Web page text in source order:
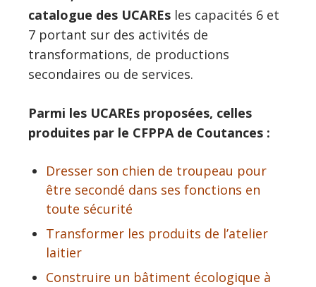
catalogue des UCAREs les capacités 6 et
7 portant sur des activités de
transformations, de productions
secondaires ou de services.
Parmi les UCAREs proposées, celles
produites par le CFPPA de Coutances :
Dresser son chien de troupeau pour
être secondé dans ses fonctions en
toute sécurité
Transformer les produits de l’atelier
laitier
Construire un bâtiment écologique à